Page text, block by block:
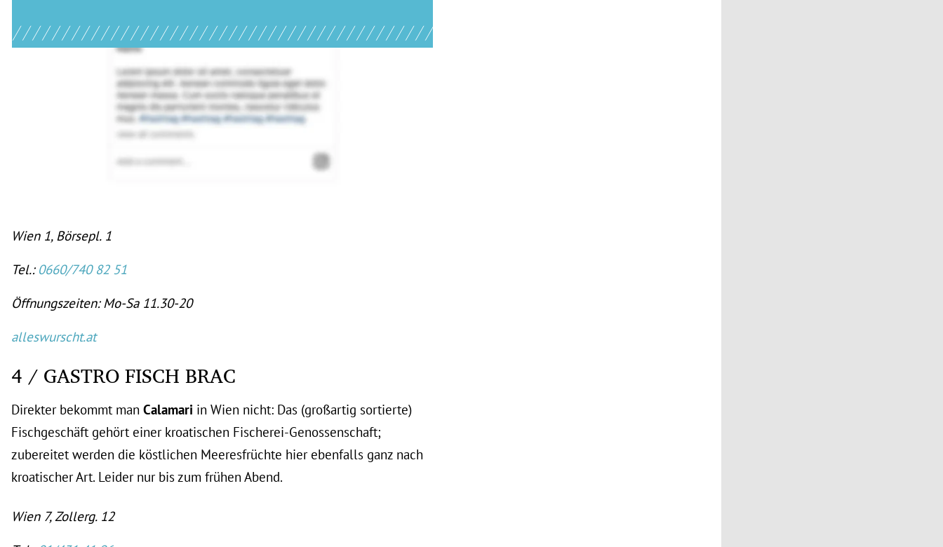
Wien 1, Börsepl. 1
Tel.: 0660/740 82 51
Öffnungszeiten: Mo-Sa 11.30-20
alleswurscht.at
4 / GASTRO FISCH BRAC
Direkter bekommt man Calamari in Wien nicht: Das (großartig sortierte)
Fischgeschäft gehört einer kroatischen Fischerei-Genossenschaft;
zubereitet werden die köstlichen Meeresfrüchte hier ebenfalls ganz nach
kroatischer Art. Leider nur bis zum frühen Abend.
Wien 7, Zollerg. 12